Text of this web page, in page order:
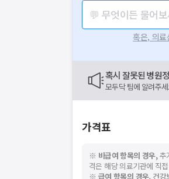
💬 무엇이든 물어
혹은, 의
혹시 잘못된 병원
모두닥 팀에 알려주
가격표
※ 비급여 항목의 경우,추
격은 해당 의료기관에 직
※ 급여 항목의 경우, 건강